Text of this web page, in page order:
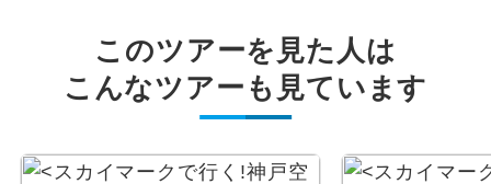
このツアーを見た人は
こんなツアーも見ています